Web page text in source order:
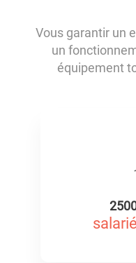
Vous garantir un
un
équipement